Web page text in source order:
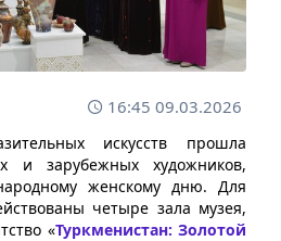
16:45 09.03.2026
искусств прошла
и зарубежных художников,
женскому дню. Для
четыре зала музея,
«Туркменистан: Золотой